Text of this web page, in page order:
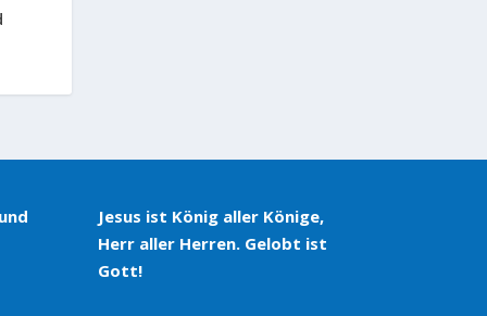
Jesus ist König aller Könige,
Herr aller Herren. Gelobt ist
Gott!